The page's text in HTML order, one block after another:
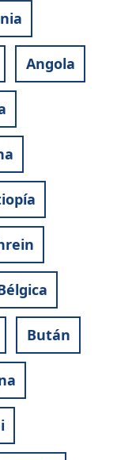
Angola
Bután